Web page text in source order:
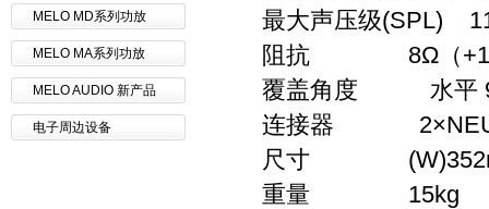
MELO MD系列功放
MELO MA系列功放
MELO AUDIO 新产品
电子周边设备
最大声压级(SPL)
阻抗 8Ω（+1-
覆盖角度 水平
连接器
尺寸
重量 15kg